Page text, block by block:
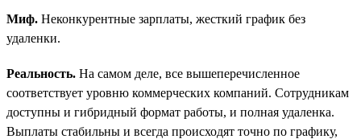
Миф. Неконкурентные зарплаты, жесткий график без
удаленки.
Реальность. На самом деле, все вышеперечисленное
соответствует уровню коммерческих компаний. Сотрудникам
доступны и гибридный формат работы, и полная удаленка.
Выплаты стабильны и всегда происходят точно по графику,